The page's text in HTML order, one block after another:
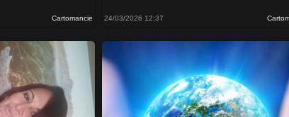
Cartomancie 24/03/2026 12:37